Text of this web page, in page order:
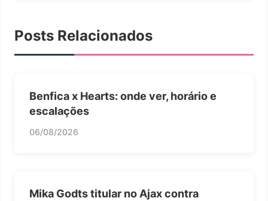
Posts Relacionados
Benfica x Hearts: onde ver, horário e
escalações
06/08/2026
Mika Godts titular no Ajax contra